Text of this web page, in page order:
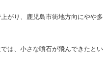
がり、鹿児島市街地方向にやや多
は、小さな噴石が飛んできたとい